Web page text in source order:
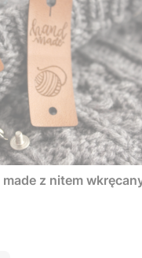
z nitem